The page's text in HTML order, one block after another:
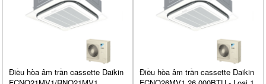
Điều hòa âm trần cassette Daikin
Điều hòa âm trần cassette Daikin